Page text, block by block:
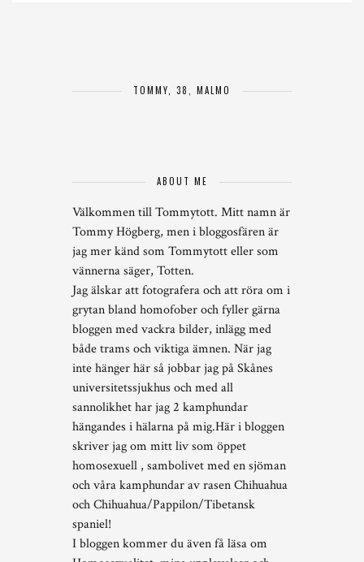
TOMMY, 38, MALMÖ
ABOUT ME
Välkommen till Tommytott. Mitt namn är
Tommy Högberg, men i bloggosfären är
jag mer känd som Tommytott eller som
vännerna säger, Totten.
Jag älskar att fotografera och att röra om i
grytan bland homofober och fyller gärna
bloggen med vackra bilder, inlägg med
både trams och viktiga ämnen. När jag
inte hänger här så jobbar jag på Skånes
universitetssjukhus och med all
sannolikhet har jag 2 kamphundar
hängandes i hälarna på mig.Här i bloggen
skriver jag om mitt liv som öppet
homosexuell , sambolivet med en sjöman
och våra kamphundar av rasen Chihuahua
och Chihuahua/Pappilon/Tibetansk
spaniel!
I bloggen kommer du även få läsa om